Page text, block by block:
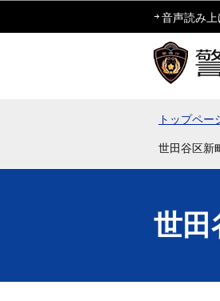
音声読み
トップペー
世田谷区新
世田